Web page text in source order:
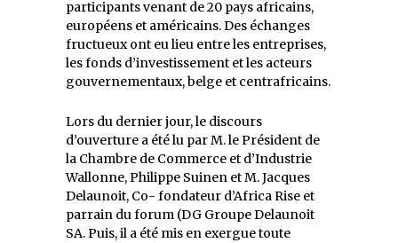
participants venant de 20 pays africains,
européens et américains. Des échanges
fructueux ont eu lieu entre les entreprises,
les fonds d’investissement et les acteurs
gouvernementaux, belge et centrafricains.
Lors du dernier jour, le discours
d’ouverture a été lu par M. le Président de
la Chambre de Commerce et d’Industrie
Wallonne, Philippe Suinen et M. Jacques
Delaunoit, Co- fondateur d’Africa Rise et
parrain du forum (DG Groupe Delaunoit
SA. Puis, il a été mis en exergue toute